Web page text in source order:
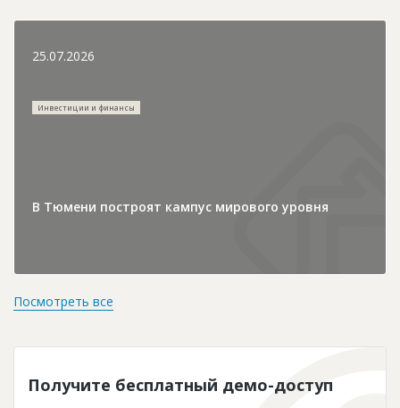
25.07.2026
Инвестиции и финансы
В Тюмени построят кампус мирового уровня
Посмотреть все
Получите бесплатный демо-доступ